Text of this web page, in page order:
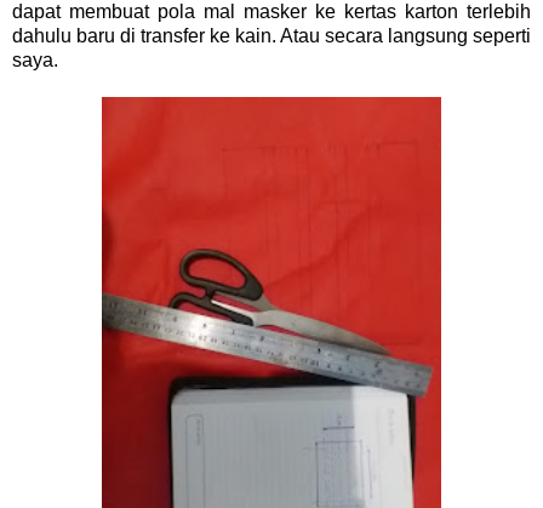
dapat membuat pola mal masker ke kertas karton terlebih
dahulu baru di transfer ke kain. Atau secara langsung seperti
saya.